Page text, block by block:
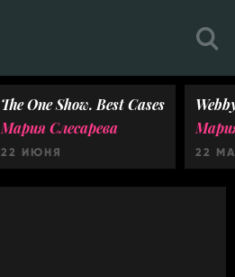
The One Show. Best Cases
Мария Слесарева
22 ИЮНЯ 22